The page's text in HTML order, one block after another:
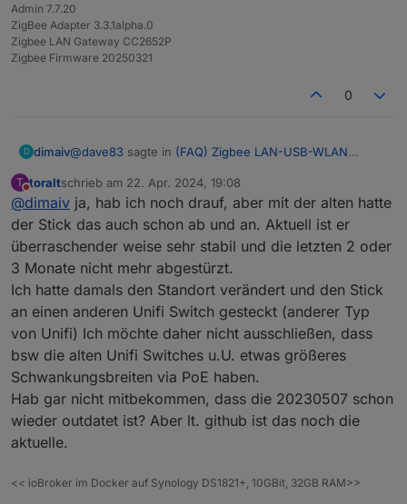
Admin 7.7.20
ZigBee Adapter 3.3.1alpha.0
Zigbee LAN Gateway CC2652P
Zigbee Firmware 20250321
0
D dimaiv@dave83 sagte in (FAQ) Zigbee LAN-USB-WLAN
@ toralt said in(FAQ) Zigbee LAN-USB-WLAN
Gateway CC2652P
@pedder007ist bei mir ab und an auch so,
würde sagen so alle 2/3 monate geht auf
einmal nichts mehr bei zigbee2mqtt, obwohl
der adapter im LAN vorhanden ist und ich auf
dessen Oberfläche komme. Dann hilft nur ein
hardreset.
Ich habe zwei dieser adapter und beide
haben das „Problem“. Ich wollte mir mal via
blockly ein skript schreiben, das den PoE Port
am unifi switch jede woche mal neu startet.
hatte, dass es nicht ging.
Hast du die Zigbee Firmware 20230507 immer noch
drauf? Wenn ja, die macht Probleme. Auch alle
weitere/neuere sind nicht stabiler geworden (keine
eigene Erfahrung).
20221226.
T
Nicht stören
toraltschrieb am 22. Apr. 2024, 19:08
zuletzt editiert von
@dimaiv ja, hab ich noch drauf, aber mit der alten hatte
der Stick das auch schon ab und an. Aktuell ist er
überraschender weise sehr stabil und die letzten 2 oder
3 Monate nicht mehr abgestürzt.
Ich hatte damals den Standort verändert und den Stick
an einen anderen Unifi Switch gesteckt (anderer Typ
von Unifi) Ich möchte daher nicht ausschließen, dass
bsw die alten Unifi Switches u.U. etwas größeres
Schwankungsbreiten via PoE haben.
Hab gar nicht mitbekommen, dass die 20230507 schon
wieder outdatet ist? Aber lt. github ist das noch die
aktuelle.
<< ioBroker im Docker auf Synology DS1821+, 10GBit, 32GB RAM>>